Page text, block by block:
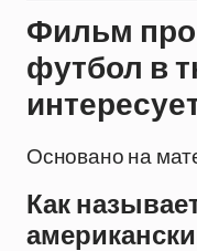
Фильм про
футбол в
Основано на
Как